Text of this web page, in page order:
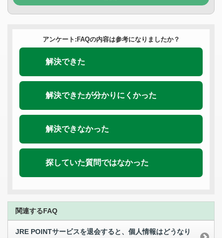
アンケート:FAQの内容は参考になりましたか？
解決できた
解決できたが分かりにくかった
解決できなかった
探していた質問ではなかった
関連するFAQ
JRE POINTサービスを退会すると、個人情報はどうなり